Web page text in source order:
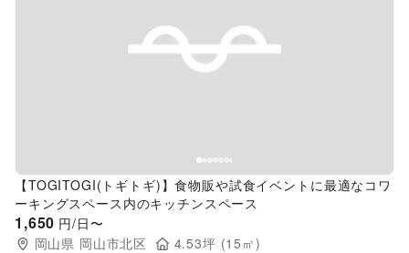
Previous slide
【TOGITOGI(トギトギ)】食物販や試食イベントに最適なコワ
ーキングスペース内のキッチンスペース
1,650 円/日〜
岡山県 岡山市北区 4.53坪 (15 ㎡)